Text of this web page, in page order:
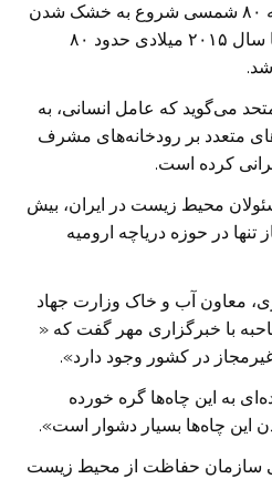
ایران ‌است که از اواسط دهه ۸۰ شمسی شروع به خشک شدن
کرد و بنا بر آمار بین‌المللی تا سال ۲۰۱۵ میلادی حدود ۸۰
می‌گوید که عامل انسانی، به
متعدد بر رودخانه‌های مشرف
کرده است.
محیط زیست در ایران، بيش
تنها در حوزه درياچه اروميه
معاون آب و خاک وزارت جهاد
با خبرگزاری مهر گفت که «
به این چاه‌ها گره خورده
این چاه‌ها بسیار دشوار است».
سازمان حفاظت از محیط زیست